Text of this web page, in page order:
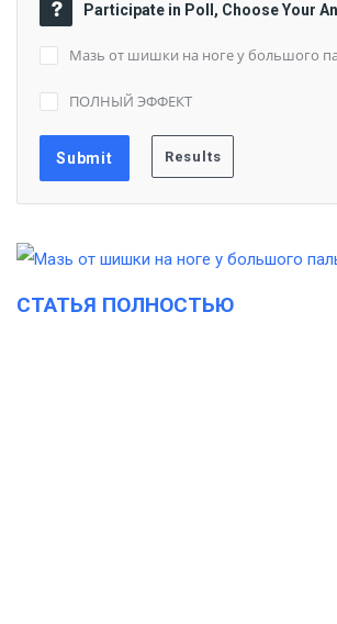
Participate in Poll, Choose Your
Мазь от шишки на ноге у большого
ПОЛНЫЙ ЭФФЕКТ
СТАТЬЯ ПОЛНОСТЬЮ